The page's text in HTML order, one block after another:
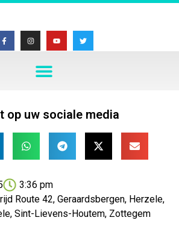
op uw sociale media
3:36 pm
Route 42, Geraardsbergen, Herzele,
, Sint-Lievens-Houtem, Zottegem